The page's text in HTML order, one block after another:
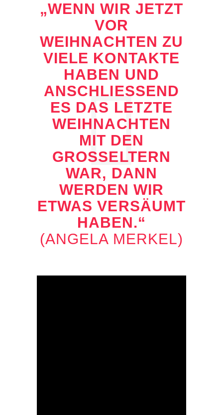
„WENN WIR JETZT
VOR
WEIHNACHTEN ZU
VIELE KONTAKTE
HABEN UND
ANSCHLIESSEND E
S DAS LETZTE W
EIHNACHTEN M
IT DEN G
ROSSELTERN WA
R, DANN WE
RDEN WIR ET
WAS VERSÄUMT HA
BEN.“
(ANGELA MERKEL)